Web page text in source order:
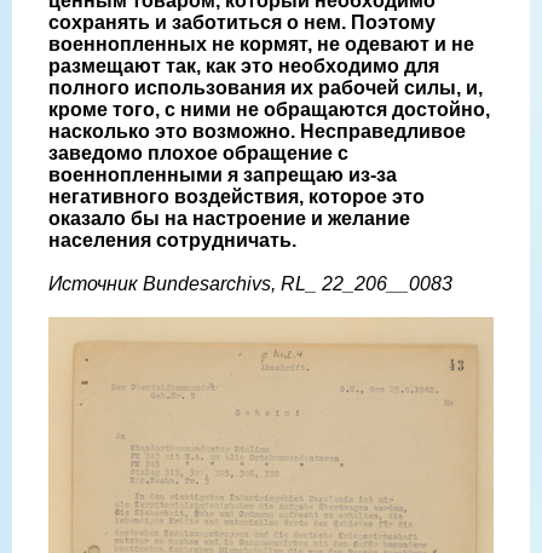
сохранять и заботиться о нем. Поэтому
военнопленных не кормят, не одевают и не
размещают так, как это необходимо для
полного использования их рабочей силы, и,
кроме того, с ними не обращаются достойно,
насколько это возможно. Несправедливое
заведомо плохое обращение с
военнопленными я запрещаю из-за
негативного воздействия, которое это
оказало бы на настроение и желание
населения сотрудничать.
Источник Bundesarchivs, RL_ 22_206__0083